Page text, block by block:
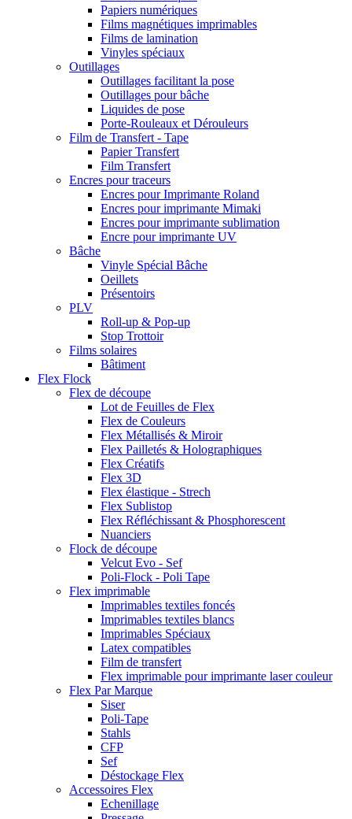
Papiers numériques
Films magnétiques imprimables
Films de lamination
Vinyles spéciaux
Outillages
Outillages facilitant la pose
Outillages pour bâche
Liquides de pose
Porte-Rouleaux et Dérouleurs
Film de Transfert - Tape
Papier Transfert
Film Transfert
Encres pour traceurs
Encres pour Imprimante Roland
Encres pour imprimante Mimaki
Encres pour imprimante sublimation
Encre pour imprimante UV
Bâche
Vinyle Spécial Bâche
Oeillets
Présentoirs
PLV
Roll-up & Pop-up
Stop Trottoir
Films solaires
Bâtiment
Flex Flock
Flex de découpe
Lot de Feuilles de Flex
Flex de Couleurs
Flex Métallisés & Miroir
Flex Pailletés & Holographiques
Flex Créatifs
Flex 3D
Flex élastique - Strech
Flex Sublistop
Flex Réfléchissant & Phosphorescent
Nuanciers
Flock de découpe
Velcut Evo - Sef
Poli-Flock - Poli Tape
Flex imprimable
Imprimables textiles foncés
Imprimables textiles blancs
Imprimables Spéciaux
Latex compatibles
Film de transfert
Flex imprimable pour imprimante laser couleur
Flex Par Marque
Siser
Poli-Tape
Stahls
CFP
Sef
Déstockage Flex
Accessoires Flex
Echenillage